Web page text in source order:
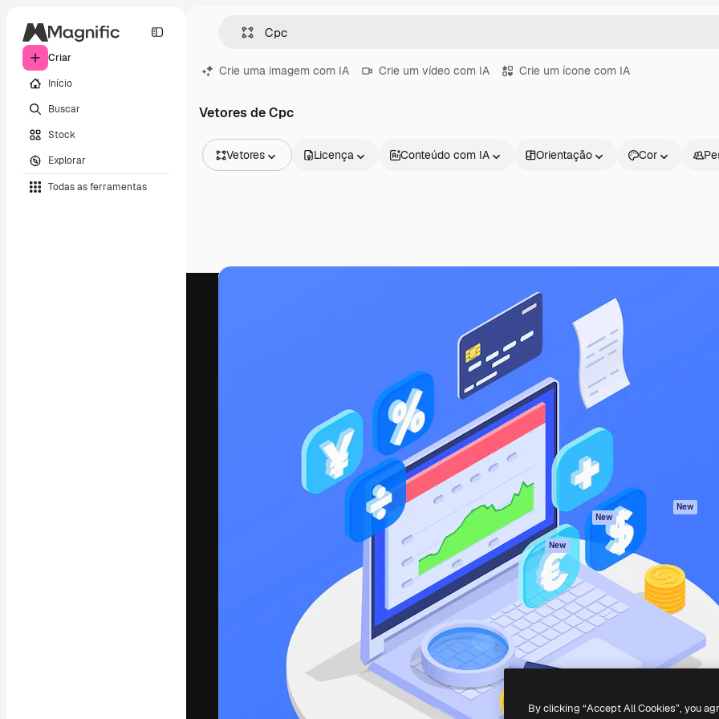
Criar
Início
Buscar
Stock
Explorar
Todas as ferramentas
Crie uma imagem com IA Crie um vídeo com IA Crie um ícone com IA
Vetores de Cpc
Vetores
Vídeos
Licença Conteúdo com IA Orientação Cor
A plataforma criativa para você direcionar
seu melhor trabalho. Mais de 1 milhão de
assinantes entre criativos, empresas,
agências e estúdios.
Português
Produtos
Spaces
Assistente de IA
Gerador de
imagens
Gerador de vídeos
Texto para voz
Conteúdo de stock
MCP para
Claude/ChatGPT
New
Agentes New
API
App móvel
Todas as
ferramentas
privacidade
Originais
New
Política de cookies
Central de
confiabilidade
Afiliados
Empresas
Copyright © 2010- 2026Freepik Company S.L.U.Todos os direitos reservados.
By clicking “Accept All Cookies”, you